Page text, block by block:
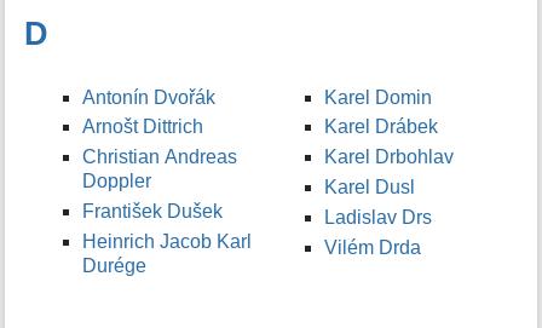
D
Antonín Dvořák
Arnošt Dittrich
Christian Andreas
Doppler
František Dušek
Heinrich Jacob Karl
Durége
Karel Domin
Karel Drábek
Karel Drbohlav
Karel Dusl
Ladislav Drs
Vilém Drda